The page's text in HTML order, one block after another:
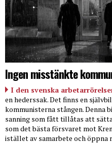
Ingen misstänkte
I den svenska
en hederssak. Det finns en
kommunisterna stången. Denna
sanning som fått tillåtas att
som det bästa försvaret mot
istället av samarbete och öppna